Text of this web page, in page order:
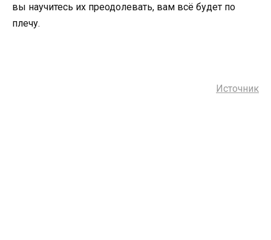
вы научитесь их преодолевать, вам всё будет по
плечу.
Источник